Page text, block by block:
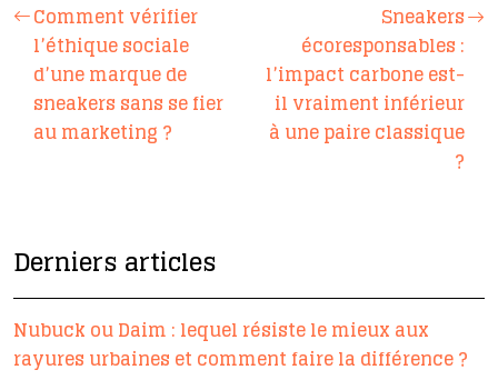
Comment vérifier
l’éthique sociale
d’une marque de
sneakers sans se fier
au marketing ?
Sneakers
écoresponsables :
l’impact carbone est-
il vraiment inférieur
à une paire classique
?
Derniers articles
Nubuck ou Daim : lequel résiste le mieux aux
rayures urbaines et comment faire la différence ?